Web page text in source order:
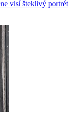
visí šteklivý portrét